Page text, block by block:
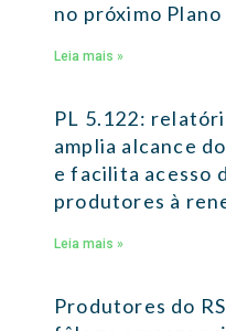
no próximo Plano
Leia mais »
PL 5.122:
amplia alcance
e facilita acesso
produtores à
Leia mais »
Produtores do